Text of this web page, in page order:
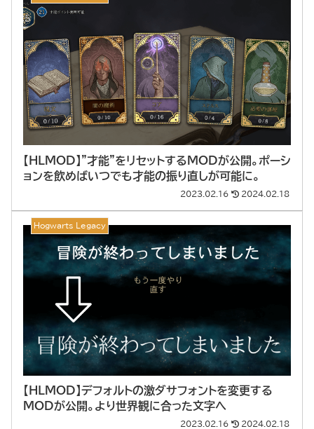
【HLMOD】”才能”をリセットするMODが公開。ポーシ
ョンを飲めばいつでも才能の振り直しが可能に。
2023.02.16 2024.02.18
Hogwarts Legacy
【HLMOD】デフォルトの激ダサフォントを変更する
MODが公開。より世界観に合った文字へ
2023.02.16 2024.02.18